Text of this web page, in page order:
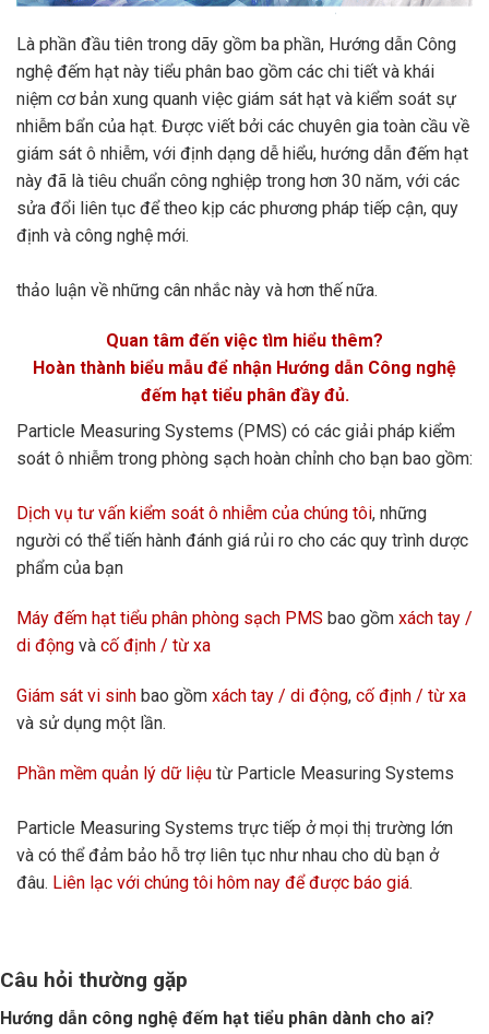
Là phần đầu tiên trong dãy gồm ba phần, Hướng dẫn Công
nghệ đếm hạt này tiểu phân bao gồm các chi tiết và khái
niệm cơ bản xung quanh việc giám sát hạt và kiểm soát sự
nhiễm bẩn của hạt. Được viết bởi các chuyên gia toàn cầu về
giám sát ô nhiễm, với định dạng dễ hiểu, hướng dẫn đếm hạt
này đã là tiêu chuẩn công nghiệp trong hơn 30 năm, với các
sửa đổi liên tục để theo kịp các phương pháp tiếp cận, quy
định và công nghệ mới.
thảo luận về những cân nhắc này và hơn thế nữa.
Quan tâm đến việc tìm hiểu thêm?
Hoàn thành biểu mẫu để nhận Hướng dẫn Công nghệ
đếm hạt tiểu phân đầy đủ.
Particle Measuring Systems (PMS) có các giải pháp kiểm
soát ô nhiễm trong phòng sạch hoàn chỉnh cho bạn bao gồm:
Dịch vụ tư vấn kiểm soát ô nhiễm của chúng tôi, những
người có thể tiến hành đánh giá rủi ro cho các quy trình dược
phẩm của bạn
Máy đếm hạt tiểu phân phòng sạch PMS bao gồm xách tay /
di động và cố định / từ xa
Giám sát vi sinh bao gồm xách tay / di động, cố định / từ xa
và sử dụng một lần.
Phần mềm quản lý dữ liệu từ Particle Measuring Systems
Particle Measuring Systems trực tiếp ở mọi thị trường lớn
và có thể đảm bảo hỗ trợ liên tục như nhau cho dù bạn ở
đâu. Liên lạc với chúng tôi hôm nay để được báo giá.
Câu hỏi thường gặp
Hướng dẫn công nghệ đếm hạt tiểu phân dành cho ai?